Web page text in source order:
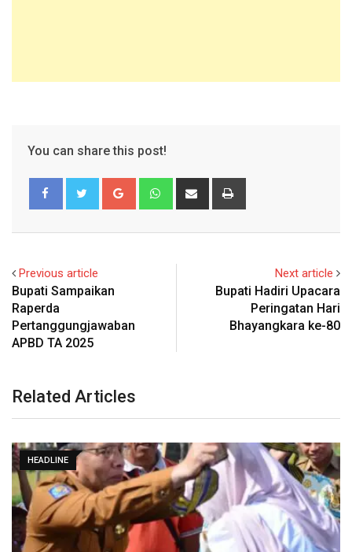
You can share this post!
Google+ WhatsappShare
Previous article
Bupati Sampaikan
Raperda
Pertanggungjawaban
APBD TA 2025
Next article
Bupati Hadiri Upacara
Peringatan Hari
Bhayangkara ke-80
Related Articles
HEADLINE